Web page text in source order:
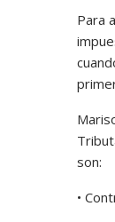
Para
son:
•